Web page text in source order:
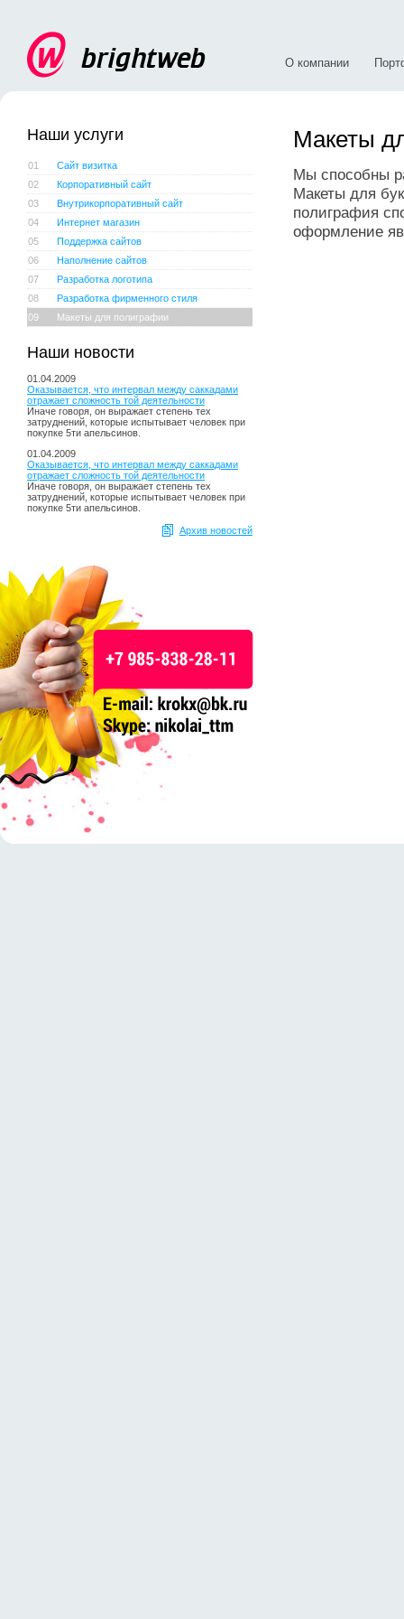
О компании
Макеты
Мы способны
Макеты для
полиграфия
оформление
Наши услуги
01
Сайт визитка
02
Корпоративный сайт
03
Внутрикорпоративный сайт
04
Интернет магазин
05
Поддержка сайтов
06
Наполнение сайтов
07
Разработка логотипа
08
Разработка фирменного стиля
09
Макеты для полиграфии
Наши новости
01.04.2009
Оказывается, что интервал между саккадами
отражает сложность той деятельности
Иначе говоря, он выражает степень тех
затруднений, которые испытывает человек при
покупке 5ти апельсинов.
01.04.2009
Оказывается, что интервал между саккадами
отражает сложность той деятельности
Иначе говоря, он выражает степень тех
затруднений, которые испытывает человек при
покупке 5ти апельсинов.
Архив новостей